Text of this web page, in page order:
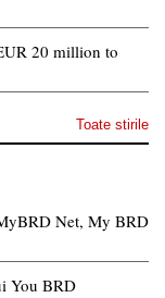
20 million to
Toate stirile
Net, My BRD
You BRD